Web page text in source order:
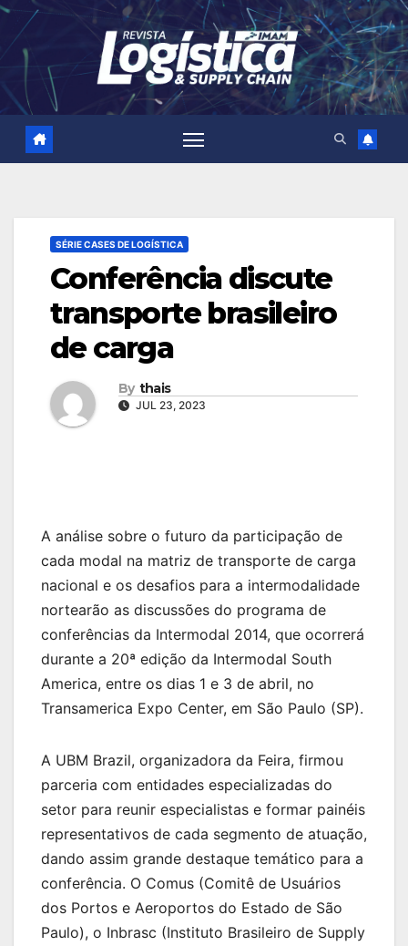
Skip
content
SÉRIE CASES DE LOGÍSTICA
Conferência discute
transporte brasileiro
de carga
By thais
JUL 23, 2023
A análise sobre o futuro da participação de
cada modal na matriz de transporte de carga
nacional e os desafios para a intermodalidade
nortearão as discussões do programa de
conferências da Intermodal 2014, que ocorrerá
durante a 20ª edição da Intermodal South
America, entre os dias 1 e 3 de abril, no
Transamerica Expo Center, em São Paulo (SP).
A UBM Brazil, organizadora da Feira, firmou
parceria com entidades especializadas do
setor para reunir especialistas e formar painéis
representativos de cada segmento de atuação,
dando assim grande destaque temático para a
conferência. O Comus (Comitê de Usuários
dos Portos e Aeroportos do Estado de São
Paulo), o Inbrasc (Instituto Brasileiro de Supply